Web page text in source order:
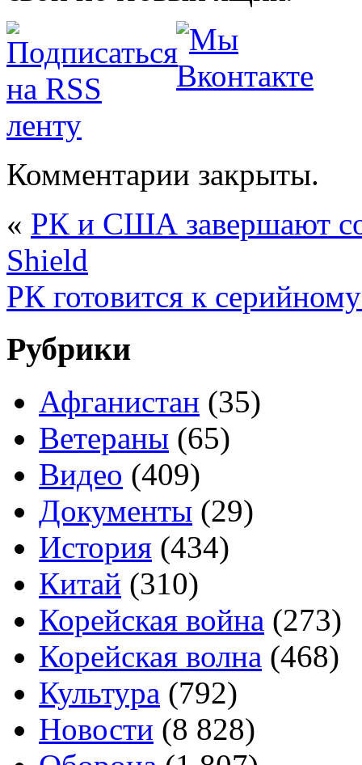
Комментарии закрыты.
« РК и США завершают
Shield
РК готовится к
Рубрики
Афганистан (35)
Ветераны (65)
Видео (409)
Документы (29)
История (434)
Китай (310)
Корейская война (273)
Корейская волна (468)
Культура (792)
Новости (8 828)